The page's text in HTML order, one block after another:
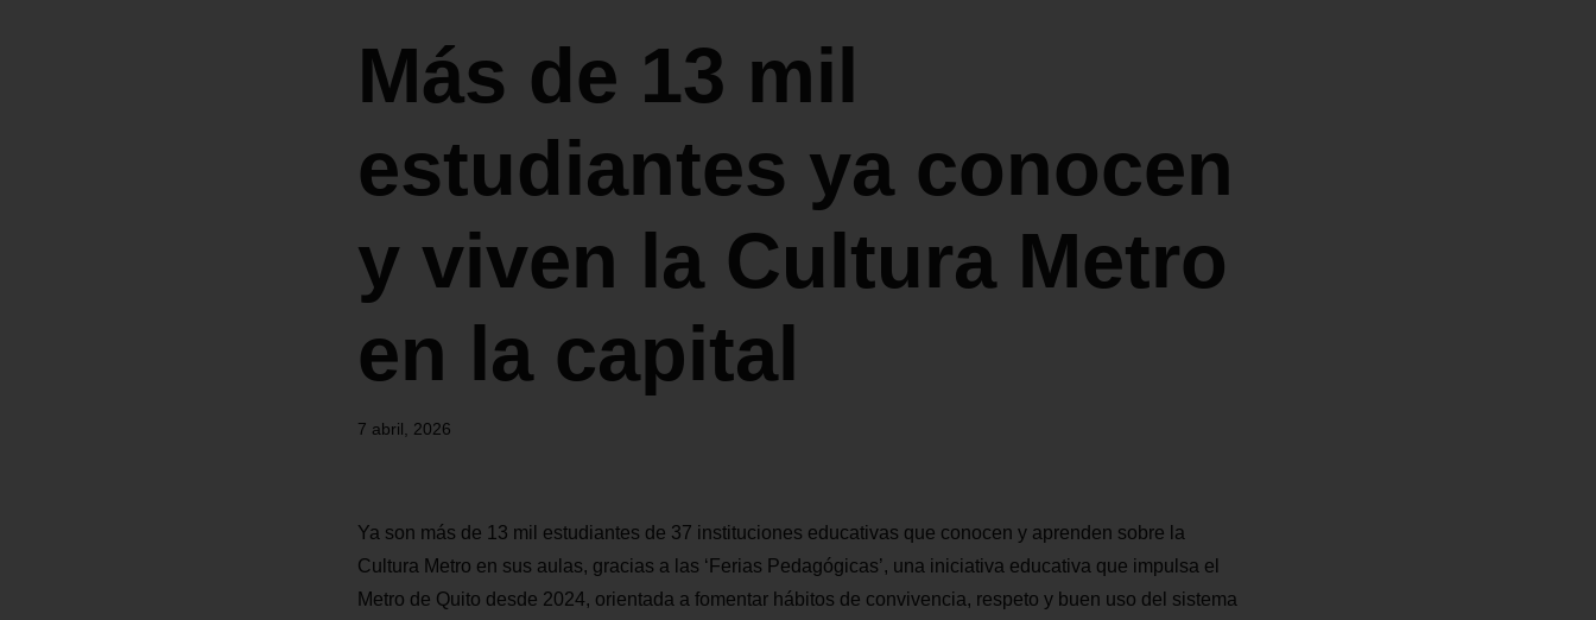
Más de 13 mil
estudiantes ya conocen
y viven la Cultura Metro
en la capital
7 abril, 2026
Ya son más de 13 mil estudiantes de 37 instituciones educativas que conocen y aprenden sobre la
Cultura Metro en sus aulas, gracias a las ‘Ferias Pedagógicas’, una iniciativa educativa que impulsa el
Metro de Quito desde 2024, orientada a fomentar hábitos de convivencia, respeto y buen uso del sistema